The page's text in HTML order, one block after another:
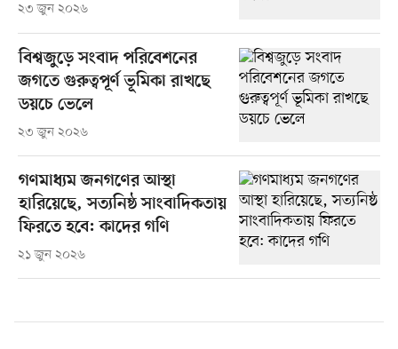
২৩ জুন ২০২৬
বিশ্বজুড়ে সংবাদ পরিবেশনের
জগতে গুরুত্বপূর্ণ ভূমিকা রাখছে
ডয়চে ভেলে
২৩ জুন ২০২৬
গণমাধ্যম জনগণের আস্থা
হারিয়েছে, সত্যনিষ্ঠ সাংবাদিকতায়
ফিরতে হবে: কাদের গণি
২১ জুন ২০২৬